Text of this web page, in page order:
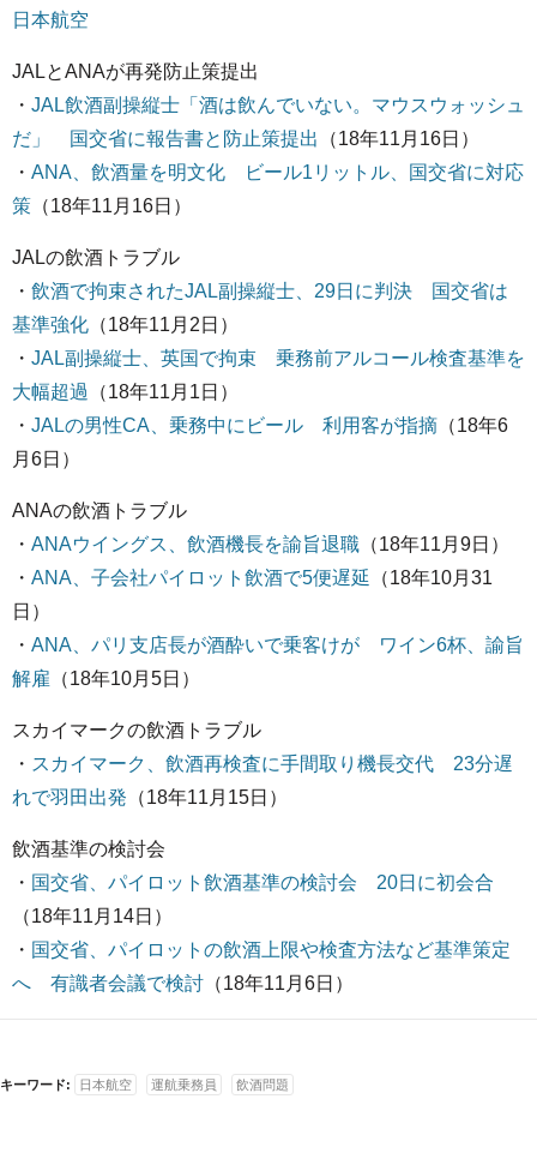
日本航空
JALとANAが再発防止策提出
・ JAL飲酒副操縦士「酒は飲んでいない。マウスウォッシュ
だ」 国交省に報告書と防止策提出
（18年11月16日）
・ ANA、飲酒量を明文化 ビール1リットル、国交省に対応
策 （18年11月16日）
JALの飲酒トラブル
・ 飲酒で拘束されたJAL副操縦士、29日に判決 国交省は
基準強化 （18年11月2日）
・ JAL副操縦士、英国で拘束 乗務前アルコール検査基準を
大幅超過
（18年11月1日）
・ JALの男性CA、乗務中にビール 利用客が指摘 （18年6
月6日）
ANAの飲酒トラブル
・ ANAウイングス、飲酒機長を諭旨退職 （18年11月9日）
・ ANA、子会社パイロット飲酒で5便遅延 （18年10月31
日）
・ ANA、パリ支店長が酒酔いで乗客けが ワイン6杯、諭旨
解雇 （18年10月5日）
スカイマークの飲酒トラブル
・ スカイマーク、飲酒再検査に手間取り機長交代 23分遅
れで羽田出発 （18年11月15日）
飲酒基準の検討会
・ 国交省、パイロット飲酒基準の検討会 20日に初会合
（18年11月14日）
・ 国交省、パイロットの飲酒上限や検査方法など基準策定
へ 有識者会議で検討 （18年11月6日）
キーワード: 日本航空 運航乗務員 飲酒問題